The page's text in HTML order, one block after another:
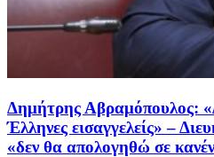
Δημήτρης Αβραμόπουλος:
Έλληνες εισαγγελείς» –
«δεν θα απολογηθώ σε